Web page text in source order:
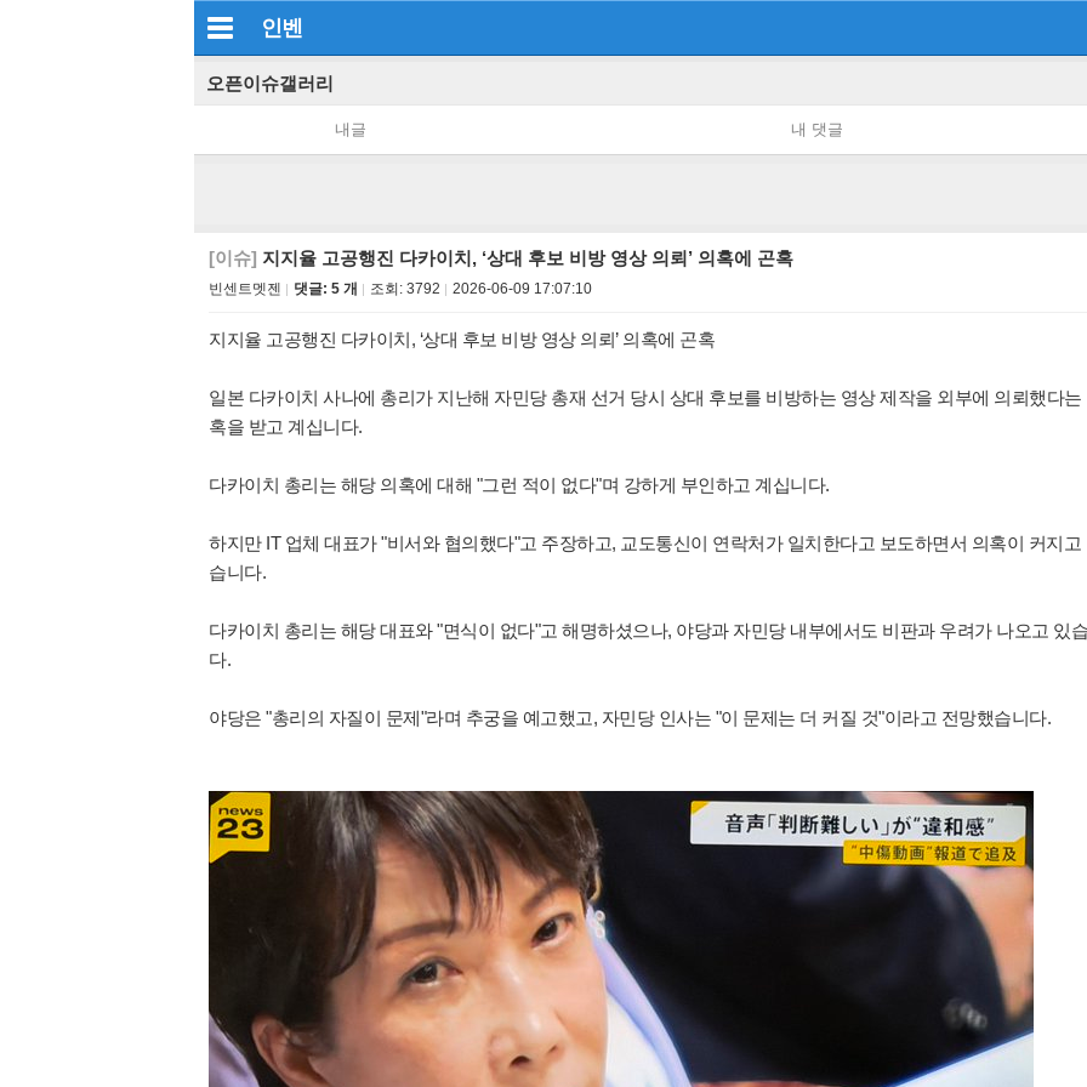
인벤
오픈이슈갤러리
내글 내 댓글
[이슈] 지지율 고공행진 다카이치, ‘상대 후보 비방 영상 의뢰’ 의혹에 곤혹
빈센트멧젠 댓글: 5 개 조회: 3792 2026-06-09 17:07:10
지지율 고공행진 다카이치, ‘상대 후보 비방 영상 의뢰’ 의혹에 곤혹
일본 다카이치 사나에 총리가 지난해 자민당 총재 선거 당시 상대 후보를 비방하는 영상 제작을 외부에 의뢰했다는
혹을 받고 계십니다.
다카이치 총리는 해당 의혹에 대해 "그런 적이 없다"며 강하게 부인하고 계십니다.
하지만 IT 업체 대표가 "비서와 협의했다"고 주장하고, 교도통신이 연락처가 일치한다고 보도하면서 의혹이 커지고
습니다.
다카이치 총리는 해당 대표와 "면식이 없다"고 해명하셨으나, 야당과 자민당 내부에서도 비판과 우려가 나오고 있
다.
야당은 "총리의 자질이 문제"라며 추궁을 예고했고, 자민당 인사는 "이 문제는 더 커질 것"이라고 전망했습니다.